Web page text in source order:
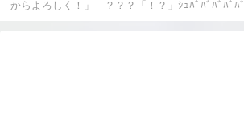
からよろしく！」 ？？？「！？」ｼｭﾊﾞﾊﾞﾊﾞﾊﾞﾊﾞ